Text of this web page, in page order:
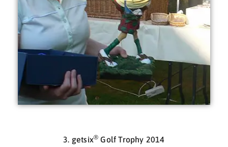
3. getsix® Golf Trophy 2014